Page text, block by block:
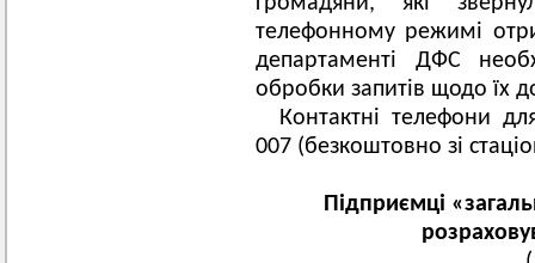
телефонному режимі
департаменті ДФС
обробки запитів щодо їх
Контактні телефони
007 (безкоштовно зі
Підприємці